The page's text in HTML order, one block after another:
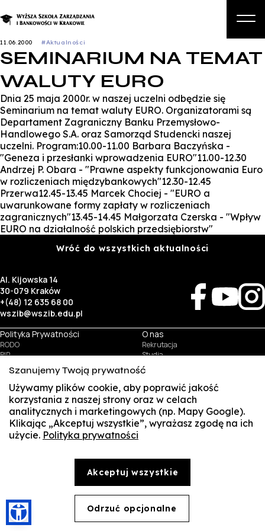
O nas
Studia podyplomowe i kursy
Kandydat
Student
Zapisz się na studia
11.06.2000 #Aktualności
SEMINARIUM NA TEMAT
WALUTY EURO
Dnia 25 maja 2000r. w naszej uczelni odbędzie się
Seminarium na temat waluty EURO. Organizatorami są
Departament Zagraniczny Banku Przemysłowo-
Handlowego S.A. oraz Samorząd Studencki naszej
uczelni. Program:10.00-11.00 Barbara Baczyńska -
"Geneza i przesłanki wprowadzenia EURO"11.00-12.30
Andrzej P. Obara - "Prawne aspekty funkcjonowania Euro
w rozliczeniach międzybankowych"12.30-12.45
Przerwa12.45-13.45 Marcek Chociej - "EURO a
uwarunkowane formy zapłaty w rozliczeniach
zagranicznych"13.45-14.45 Małgorzata Czerska - "Wpływ
EURO na działalność polskich przedsiębiorstw"
Wróć do wszystkich aktualności
Al. Kijowska 14
30-079 Kraków
+(48) 12 635 68 00
wszib@wszib.edu.pl
Polityka Prywatności
RODO
BIP
Identyfikacja wizualna
O nas
Rekrutacja
Studia
Kontakt
Biznes
Wynajem sal
Targi pracy
Student
Multis Multum
Biblioteka
Samorząd
inaczej, utwory w rozumieniu właściwych przepisów, do których prawa majątkowe autorskie
przysługują WSZIB. Bez uprzedniej zgody WSZIB zabrania się w stosunku do tych treści oraz ich
części: kopiowania, reprodukowania, modyfikowania, dystrybuowania, publikowania,
wyświetlania, utrwalania oraz wykorzystywania w jakiejkolwiek innej formie. Ograniczenia
powyższe nie dotyczą dozwolonego użytku osobistego.
Szanujemy Twoją prywatność
Używamy plików cookie, aby poprawić jakość
korzystania z naszej strony oraz w celach
analitycznych i marketingowych (np. Mapy Google).
Klikając „Akceptuj wszystkie”, wyrażasz zgodę na ich
użycie. Polityka prywatności
Akceptuj wszystkie
Odrzuć opcjonalne